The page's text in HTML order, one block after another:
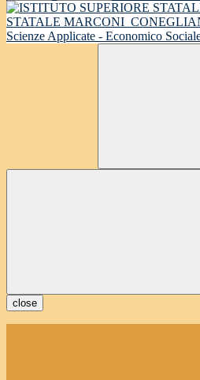
STATALE MARCONI
Scienze Applicate - Economico
close